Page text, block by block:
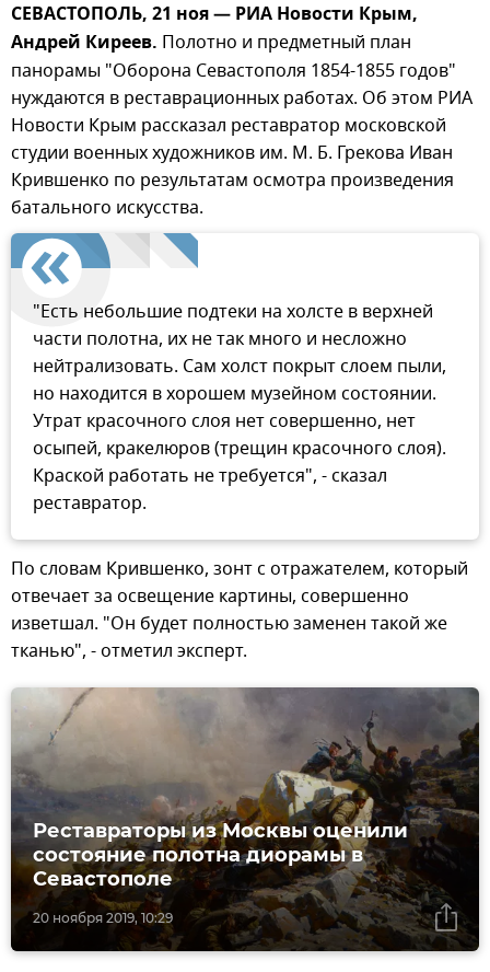
СЕВАСТОПОЛЬ, 21 ноя — РИА Новости Крым,
Андрей Киреев. Полотно и предметный план
панорамы "Оборона Севастополя 1854-1855 годов"
нуждаются в реставрационных работах. Об этом РИА
Новости Крым рассказал реставратор московской
студии военных художников им. М. Б. Грекова Иван
Крившенко по результатам осмотра произведения
батального искусства.
"Есть небольшие подтеки на холсте в верхней
части полотна, их не так много и несложно
нейтрализовать. Сам холст покрыт слоем пыли,
но находится в хорошем музейном состоянии.
Утрат красочного слоя нет совершенно, нет
осыпей, кракелюров (трещин красочного слоя).
Краской работать не требуется", - сказал
реставратор.
По словам Крившенко, зонт с отражателем, который
отвечает за освещение картины, совершенно
изветшал. "Он будет полностью заменен такой же
тканью", - отметил эксперт.
20 ноября 2019, 10:29
Реставраторы из Москвы оценили
состояние полотна диорамы в
Севастополе